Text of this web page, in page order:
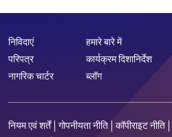
निविदाएं
परिपत्र
नागरिक चार्टर
हमारे बारे में
कार्यक्रम दिशानिर्देश
ब्लॉग
नियम एवं शर्तें गोपनीयता नीति कॉपीराइट नीति